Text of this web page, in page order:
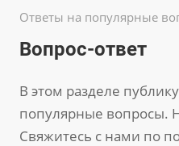
Ответы на популярные
Вопрос-ответ
В этом разделе
популярные вопросы.
Свяжитесь с нами по